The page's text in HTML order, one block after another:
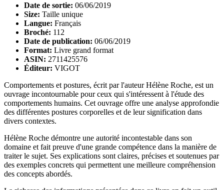
Date de sortie: 06/06/2019
Size: Taille unique
Langue: Français
Broché: 112
Date de publication: 06/06/2019
Format: Livre grand format
ASIN: 2711425576
Éditeur: VIGOT
Comportements et postures, écrit par l'auteur Hélène Roche, est un
ouvrage incontournable pour ceux qui s'intéressent à l'étude des
comportements humains. Cet ouvrage offre une analyse approfondie
des différentes postures corporelles et de leur signification dans
divers contextes.
Hélène Roche démontre une autorité incontestable dans son
domaine et fait preuve d'une grande compétence dans la manière de
traiter le sujet. Ses explications sont claires, précises et soutenues par
des exemples concrets qui permettent une meilleure compréhension
des concepts abordés.